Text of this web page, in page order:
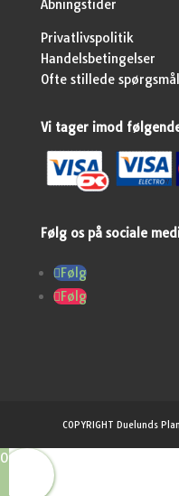
Åbningstider
Privatlivspolitik
Handelsbetingelser
Ofte stillede spørgsmål
Vi tager imod
Følg os på sociale
Følg
Følg
COPYRIGHT Duelunds
0